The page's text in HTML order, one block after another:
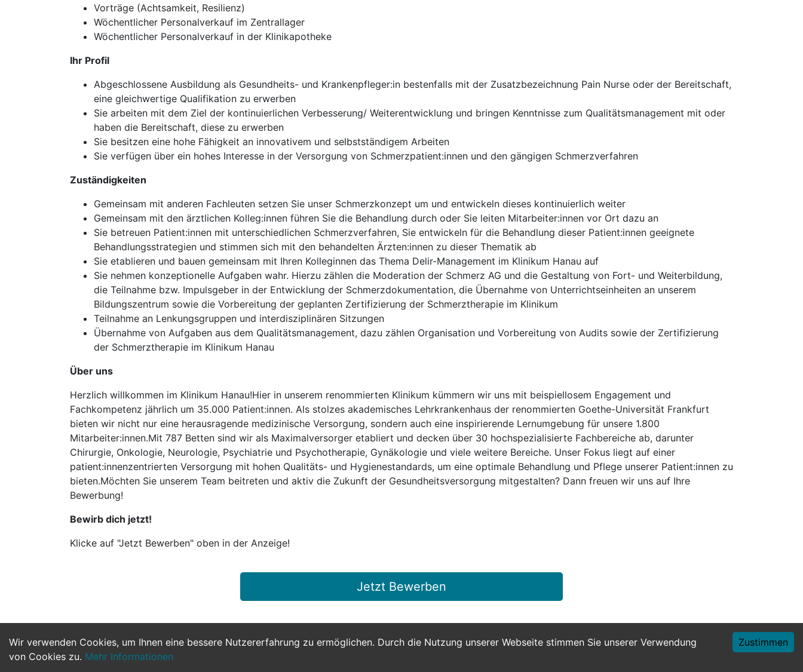
Wir verwenden Cookies, um Ihnen eine bessere Nutzererfahrung zu ermöglichen. Durch die Nutzung unserer Webseite stimmen Sie unserer Verwendung
von Cookies zu. Mehr Informationen
Zustimmen
Vorträge (Achtsamkeit, Resilienz)
Wöchentlicher Personalverkauf im Zentrallager
Wöchentlicher Personalverkauf in der Klinikapotheke
Ihr Profil
Abgeschlossene Ausbildung als Gesundheits- und Krankenpfleger:in bestenfalls mit der Zusatzbezeichnung Pain Nurse oder der Bereitschaft,
eine gleichwertige Qualifikation zu erwerben
Sie arbeiten mit dem Ziel der kontinuierlichen Verbesserung/ Weiterentwicklung und bringen Kenntnisse zum Qualitätsmanagement mit oder
haben die Bereitschaft, diese zu erwerben
Sie besitzen eine hohe Fähigkeit an innovativem und selbstständigem Arbeiten
Sie verfügen über ein hohes Interesse in der Versorgung von Schmerzpatient:innen und den gängigen Schmerzverfahren
Zuständigkeiten
Gemeinsam mit anderen Fachleuten setzen Sie unser Schmerzkonzept um und entwickeln dieses kontinuierlich weiter
Gemeinsam mit den ärztlichen Kolleg:innen führen Sie die Behandlung durch oder Sie leiten Mitarbeiter:innen vor Ort dazu an
Sie betreuen Patient:innen mit unterschiedlichen Schmerzverfahren, Sie entwickeln für die Behandlung dieser Patient:innen geeignete
Behandlungsstrategien und stimmen sich mit den behandelten Ärzten:innen zu dieser Thematik ab
Sie etablieren und bauen gemeinsam mit Ihren Kolleginnen das Thema Delir-Management im Klinikum Hanau auf
Sie nehmen konzeptionelle Aufgaben wahr. Hierzu zählen die Moderation der Schmerz AG und die Gestaltung von Fort- und Weiterbildung,
die Teilnahme bzw. Impulsgeber in der Entwicklung der Schmerzdokumentation, die Übernahme von Unterrichtseinheiten an unserem
Bildungszentrum sowie die Vorbereitung der geplanten Zertifizierung der Schmerztherapie im Klinikum
Teilnahme an Lenkungsgruppen und interdisziplinären Sitzungen
Übernahme von Aufgaben aus dem Qualitätsmanagement, dazu zählen Organisation und Vorbereitung von Audits sowie der Zertifizierung
der Schmerztherapie im Klinikum Hanau
Über uns
Herzlich willkommen im Klinikum Hanau!Hier in unserem renommierten Klinikum kümmern wir uns mit beispiellosem Engagement und
Fachkompetenz jährlich um 35.000 Patient:innen. Als stolzes akademisches Lehrkrankenhaus der renommierten Goethe-Universität Frankfurt
bieten wir nicht nur eine herausragende medizinische Versorgung, sondern auch eine inspirierende Lernumgebung für unsere 1.800
Mitarbeiter:innen.Mit 787 Betten sind wir als Maximalversorger etabliert und decken über 30 hochspezialisierte Fachbereiche ab, darunter
Chirurgie, Onkologie, Neurologie, Psychiatrie und Psychotherapie, Gynäkologie und viele weitere Bereiche. Unser Fokus liegt auf einer
patient:innenzentrierten Versorgung mit hohen Qualitäts- und Hygienestandards, um eine optimale Behandlung und Pflege unserer Patient:innen zu
bieten.Möchten Sie unserem Team beitreten und aktiv die Zukunft der Gesundheitsversorgung mitgestalten? Dann freuen wir uns auf Ihre
Bewerbung!
Bewirb dich jetzt!
Klicke auf "Jetzt Bewerben" oben in der Anzeige!
Jetzt Bewerben